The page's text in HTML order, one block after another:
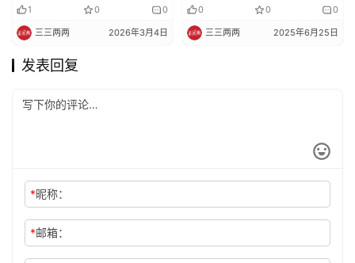
1 0 0
三三两两 2026年3月4日
0 0 0
三三两两 2025年6月25日
发表回复
*昵称：
*邮箱：